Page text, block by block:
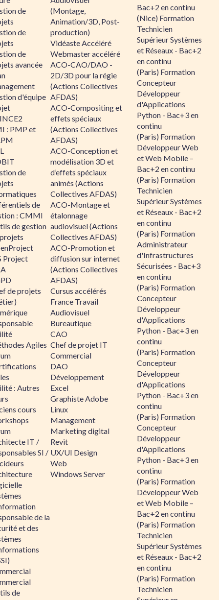
de
de
de
avancée
d'équipe
: PMP et
de
de
: CMMI
de gestion
Project
de projets
Agiles
: Autres
cours
IT /
SI /
de la
et des
de
(Montage,
Animation/3D, Post-
production)
Vidéaste Accéléré
Webmaster accéléré
ACO-CAO/DAO -
2D/3D pour la régie
(Actions Collectives
AFDAS)
ACO-Compositing et
effets spéciaux
(Actions Collectives
AFDAS)
ACO-Conception et
modélisation 3D et
d’effets spéciaux
animés (Actions
Collectives AFDAS)
ACO-Montage et
étalonnage
audiovisuel (Actions
Collectives AFDAS)
ACO-Promotion et
diffusion sur internet
(Actions Collectives
AFDAS)
Cursus accélérés
France Travail
Audiovisuel
Bureautique
CAO
Chef de projet IT
Commercial
DAO
Développement
Excel
Graphiste Adobe
Linux
Management
Marketing digital
Revit
UX/UI Design
Web
Windows Server
Bac+2 en continu
(Nice) Formation
Technicien
Supérieur Systèmes
et Réseaux - Bac+2
en continu
(Paris) Formation
Concepteur
Développeur
d'Applications
Python - Bac+3 en
continu
(Paris) Formation
Développeur Web
et Web Mobile –
Bac+2 en continu
(Paris) Formation
Technicien
Supérieur Systèmes
et Réseaux - Bac+2
en continu
(Paris) Formation
Administrateur
d'Infrastructures
Sécurisées - Bac+3
en continu
(Paris) Formation
Concepteur
Développeur
d'Applications
Python - Bac+3 en
continu
(Paris) Formation
Concepteur
Développeur
d'Applications
Python - Bac+3 en
continu
(Paris) Formation
Concepteur
Développeur
d'Applications
Python - Bac+3 en
continu
(Paris) Formation
Développeur Web
et Web Mobile –
Bac+2 en continu
(Paris) Formation
Technicien
Supérieur Systèmes
et Réseaux - Bac+2
en continu
(Paris) Formation
Technicien